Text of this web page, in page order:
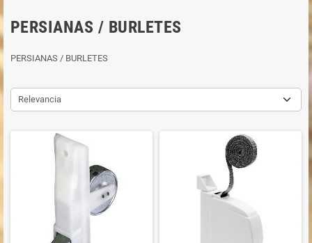
PERSIANAS / BURLETES
PERSIANAS / BURLETES
Relevancia